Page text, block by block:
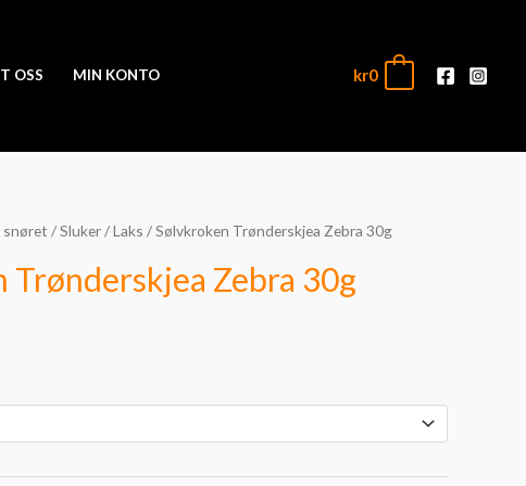
OSS MIN KONTO kr0
snøret /Sluker/Laks / Sølvkroken Trønderskjea Zebra 30g
Trønderskjea Zebra 30g